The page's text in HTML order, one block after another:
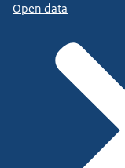
Open data